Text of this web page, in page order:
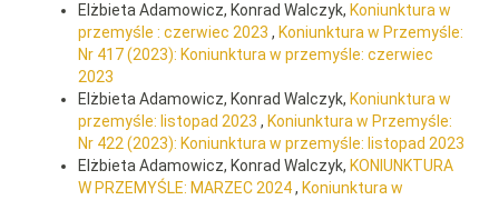
Elżbieta Adamowicz, Konrad Walczyk, Koniunktura w
przemyśle : czerwiec 2023 , Koniunktura w Przemyśle:
Nr 417 (2023): Koniunktura w przemyśle: czerwiec
2023
Elżbieta Adamowicz, Konrad Walczyk, Koniunktura w
przemyśle: listopad 2023 , Koniunktura w Przemyśle:
Nr 422 (2023): Koniunktura w przemyśle: listopad 2023
Elżbieta Adamowicz, Konrad Walczyk, KONIUNKTURA
W PRZEMYŚLE: MARZEC 2024, Koniunktura w